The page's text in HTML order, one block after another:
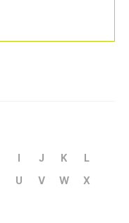
I J K
L
U V W
X